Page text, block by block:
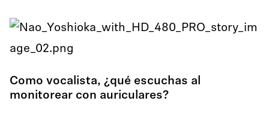
Como vocalista, ¿qué escuchas al
monitorear con auriculares?